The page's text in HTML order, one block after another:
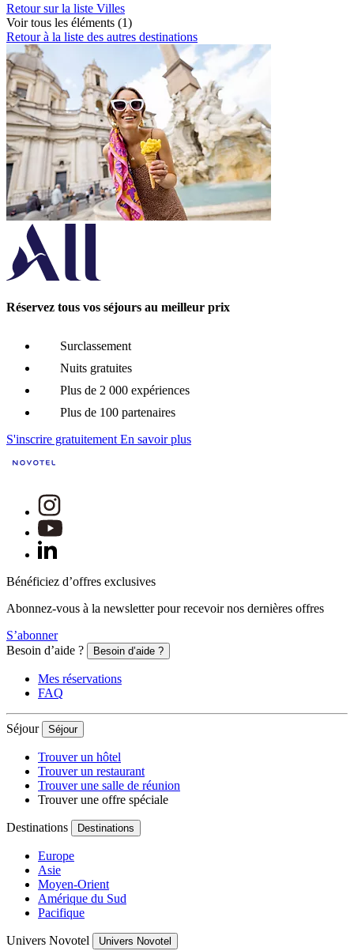
Retour sur la liste Villes
Voir tous les éléments (1)
Retour à la liste des autres destinations
Réservez tous vos séjours au meilleur prix
Surclassement
Nuits gratuites
Plus de 2 000 expériences
Plus de 100 partenaires
S'inscrire gratuitement En savoir plus
Bénéficiez d’offres exclusives
Abonnez-vous à la newsletter pour recevoir nos dernières offres
S’abonner
Besoin d’aide ?
Besoin d’aide ?
Mes réservations
FAQ
Séjour Séjour
Trouver un hôtel
Trouver un restaurant
Trouver une salle de réunion
Trouver une offre spéciale
Destinations Destinations
Europe
Asie
Moyen-Orient
Amérique du Sud
Pacifique
Univers Novotel Univers Novotel